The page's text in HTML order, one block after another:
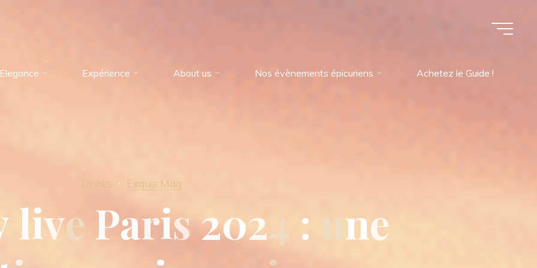
Elegance Expérience About us Nos évènements épicuriens Achetez le Guide !
Drinks Exquis Mag
live Paris2024 : u ne